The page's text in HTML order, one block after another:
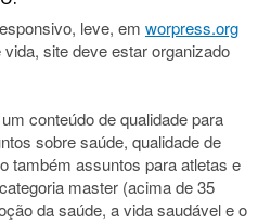
leve, em worpress.org
site deve estar organizado
conteúdo de qualidade para
sobre saúde, qualidade de
também assuntos para atletas e
master (acima de 35
da saúde, a vida saudável e o